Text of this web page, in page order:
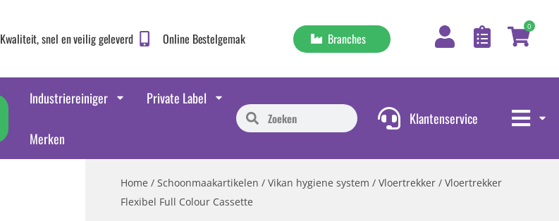
Kwaliteit, snel en veilig geleverd Online Bestelgemak Branches
0
Industriereiniger Private Label
Merken
Klantenservice
Home / Schoonmaakartikelen / Vikan hygiene system / Vloertrekker / Vloertrekker
Flexibel Full Colour Cassette